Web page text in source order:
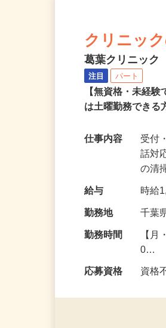
クリニッ
葛葉クリニック
注目 パート
【無資格・未経
は土曜勤務できる
仕事内容 受付
話対
の清
給与 時給
勤務地 千葉
勤務時間 【
応募資格 資